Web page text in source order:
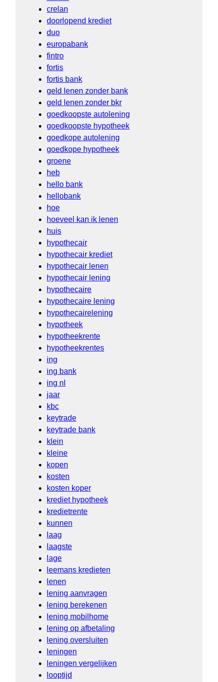
crelan
doorlopend krediet
duo
europabank
fintro
fortis
fortis bank
geld lenen zonder bank
geld lenen zonder bkr
goedkoopste autolening
goedkoopste hypotheek
goedkope autolening
goedkope hypotheek
groene
heb
hello bank
hellobank
hoe
hoeveel kan ik lenen
huis
hypothecair
hypothecair krediet
hypothecair lenen
hypothecair lening
hypothecaire
hypothecaire lening
hypothecairelening
hypotheek
hypotheekrente
hypotheekrentes
ing
ing bank
ing nl
jaar
kbc
keytrade
keytrade bank
klein
kleine
kopen
kosten
kosten koper
krediet hypotheek
kredietrente
kunnen
laag
laagste
lage
leemans kredieten
lenen
lening aanvragen
lening berekenen
lening mobilhome
lening op afbetaling
lening oversluiten
leningen
leningen vergelijken
looptijd